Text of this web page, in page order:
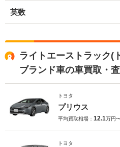
英数
ライトエーストラック(
ブランド車の車買取・
トヨタ
プリウス
平均買取相場： 12.1万円
トヨタ